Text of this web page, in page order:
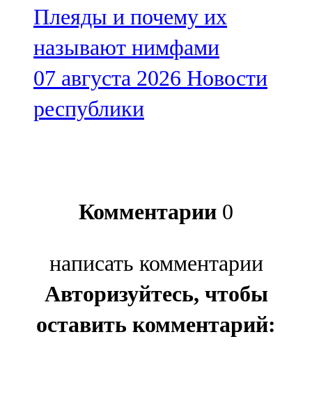
Плеяды и почему их
называют нимфами
07 августа 2026 Новости
республики
Комментарии 0
написать комментарии
Авторизуйтесь, чтобы
оставить комментарий: